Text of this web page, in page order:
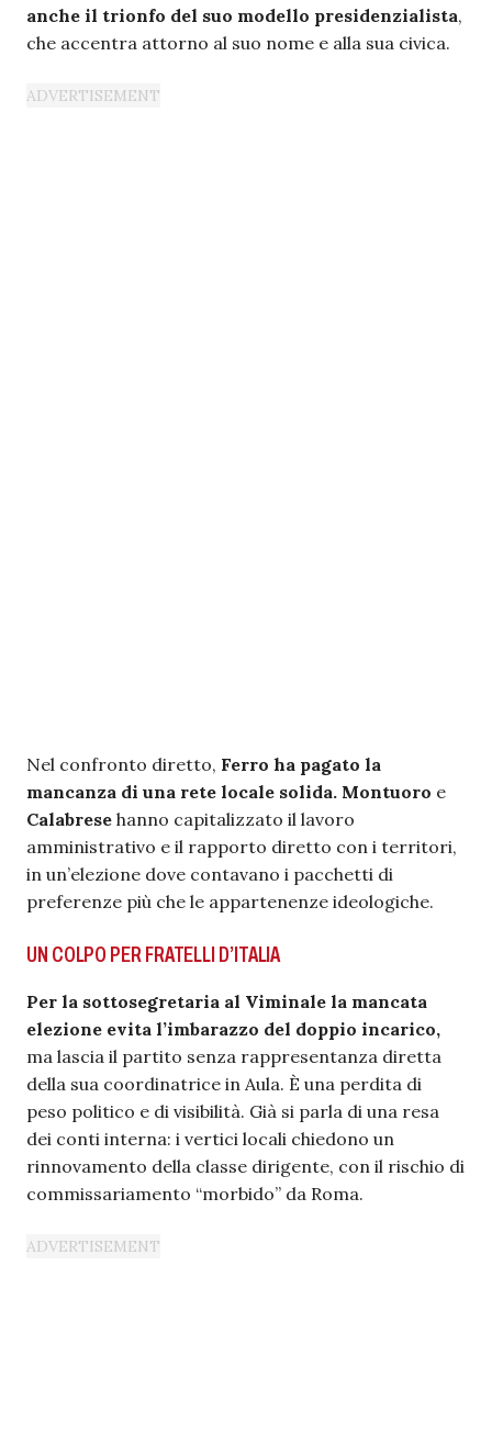
anche il trionfo del suo modello presidenzialista,
che accentra attorno al suo nome e alla sua civica.
Nel confronto diretto, Ferro ha pagato la
mancanza di una rete locale solida. Montuoro e
Calabrese hanno capitalizzato il lavoro
amministrativo e il rapporto diretto con i territori,
in un’elezione dove contavano i pacchetti di
preferenze più che le appartenenze ideologiche.
UN COLPO PER FRATELLI D’ITALIA
Per la sottosegretaria al Viminale la mancata
elezione evita l’imbarazzo del doppio incarico,
ma lascia il partito senza rappresentanza diretta
della sua coordinatrice in Aula. È una perdita di
peso politico e di visibilità. Già si parla di una resa
dei conti interna: i vertici locali chiedono un
rinnovamento della classe dirigente, con il rischio di
commissariamento “morbido” da Roma.